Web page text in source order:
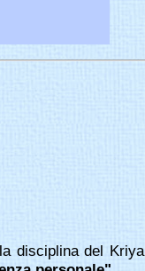
disciplina del Kriya